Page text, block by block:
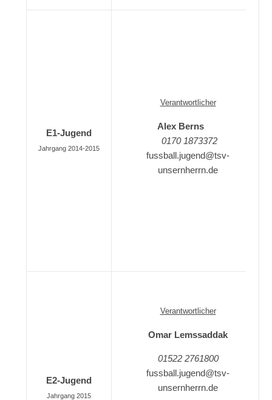
E1-Jugend
Jahrgang 2014-2015
Verantwortlicher
Alex Berns
0170 1873372
fussball.jugend@tsv-
unsernherrn.de
E2-Jugend
Jahrgang 2015
Verantwortlicher
Omar Lemssaddak
01522 2761800
fussball.jugend@tsv-
unsernherrn.de